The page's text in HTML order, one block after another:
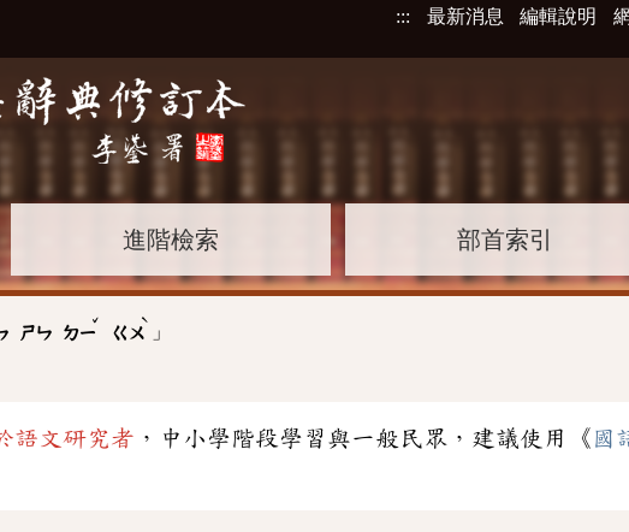
::: 最新消息 編輯說明
進階檢索 部首索引
ㄕㄣ ㄉㄧ
ˇ
ㄍㄨ
ˋ
」
語文研究者 ，中小學階段學習與一般民眾，建議使用《 國